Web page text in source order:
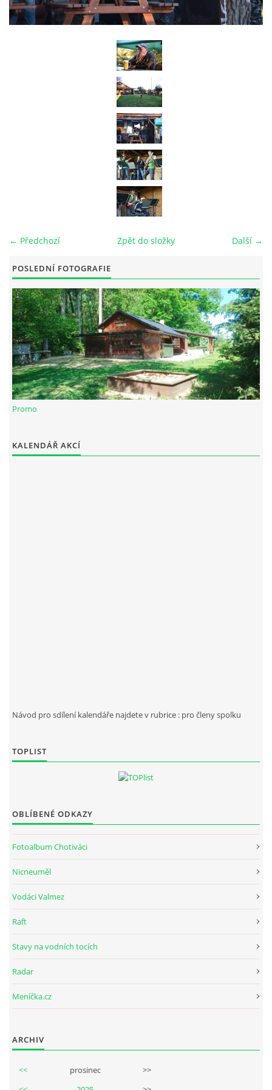
RAJČE FOTOGALERIE
PRO ČLENY SPOLKU
Spolek Chotiváci
chotivskaparta@seznam.cz
© 2025 eStránky.cz
← Předchozí Další →
Zpět do složky
POSLEDNÍ FOTOGRAFIE
Promo
KALENDÁŘ AKCÍ
Návod pro sdílení kalendáře najdete v rubrice : pro členy spolku
TOPLIST
OBLÍBENÉ ODKAZY
Fotoalbum Chotiváci
Nicneuměl
Vodáci Valmez
Raft
Stavy na vodních tocích
Radar
Meníčka.cz
ARCHIV
<< prosinec
>>